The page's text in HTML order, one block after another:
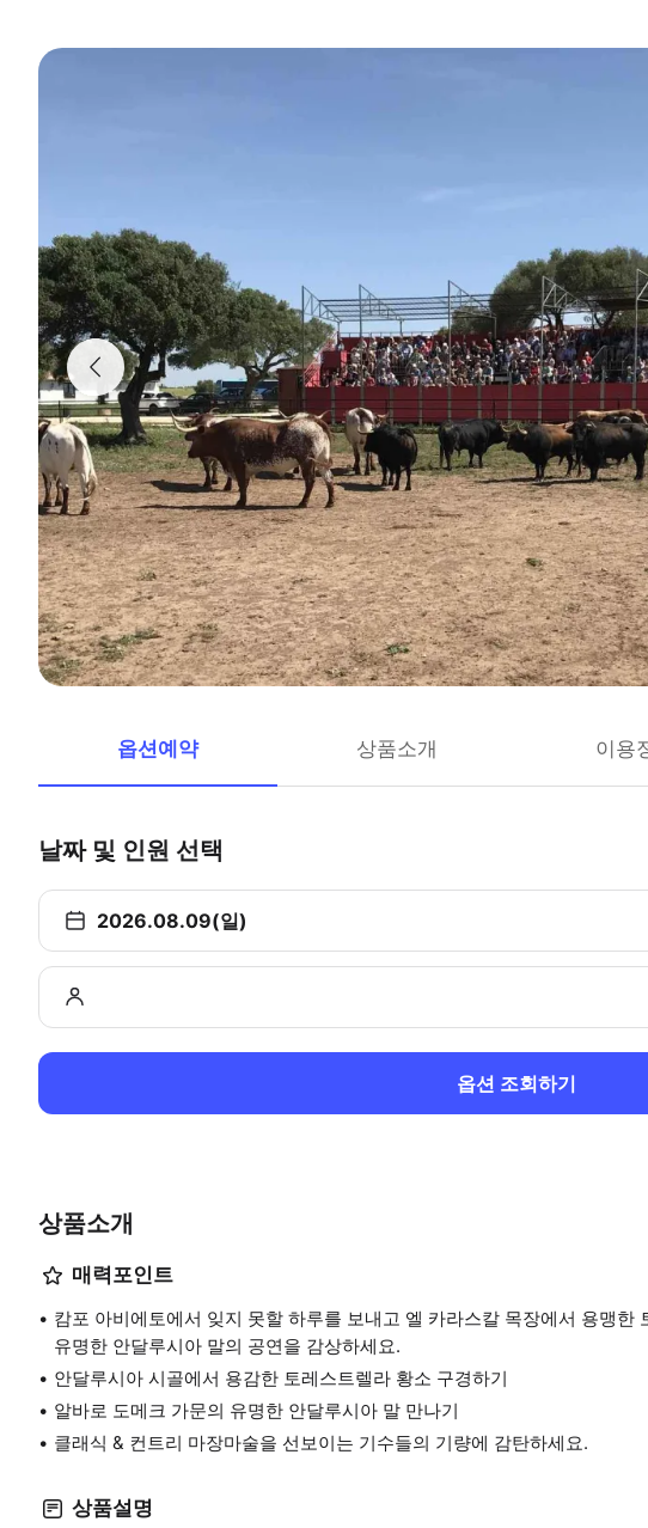
옵션예약 상품소개 이용
날짜 및 인원 선택
2026.08.09(일)
옵션 조회하기
상품소개
매력포인트
캄포 아비에토에서 잊지 못할 하루를 보내고 엘 카라스칼 목장에서 용맹한
유명한 안달루시아 말의 공연을 감상하세요.
안달루시아 시골에서 용감한 토레스트렐라 황소 구경하기
알바로 도메크 가문의 유명한 안달루시아 말 만나기
클래식 & 컨트리 마장마술을 선보이는 기수들의 기량에 감탄하세요.
상품설명